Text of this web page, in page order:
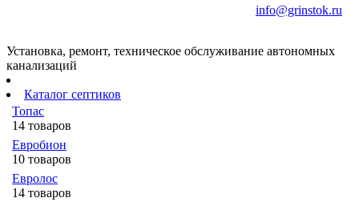
info@grinstok.ru
Установка, ремонт, техническое обслуживание автономных
канализаций
Каталог септиков
Топас
14 товаров
Евробион
10 товаров
Евролос
14 товаров